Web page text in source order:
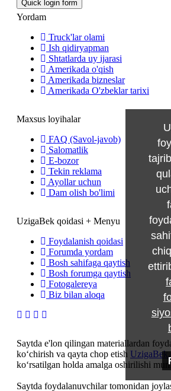
Yordam
Truck'lar olami
Ish qidiryapman
Shtatlarda uy ijarasi
Amerikada o'qish
Amerikada bizneslar
Amerikada O'zbeklar tarixi
Maxsus loyihalar
FAQ (Savol-javob)
Salomatlik
E-bozor
Tekin reklama
Ayollar uchun
Dam olish bo'limi
UzigaBek qoidasi + Menyu
Foydalanish qoidasi
Forumda yordam
Bosh sahifaga qaytish
Bosh forumga qaytish
Fotogalereya
Biz bilan aloqa
Saytda e'lon qilingan materiallardan
ko‘chirish va qayta chop etish
ko‘rsatilgan holda amalga oshirilishi
Saytda foydalanuvchilar tomonidan